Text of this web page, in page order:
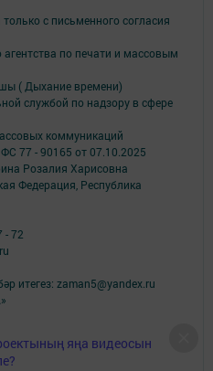
яңа видеосын
с письменного согласия
по печати и массовым
( Дыхание времени)
службой по надзору в сфере
коммуникаций
77 - 90165 от 07.10.2025
Розалия Харисовна
Федерация, Республика
- 72
итегез: zaman5@yandex.ru
для персонализации сервисов и